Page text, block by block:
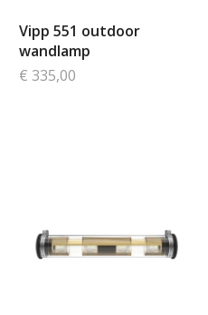
Vipp 551 outdoor
wandlamp
€ 335,00